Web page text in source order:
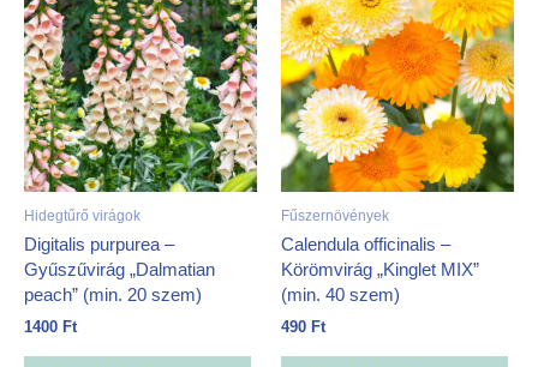
Hidegtűrő virágok
Digitalis purpurea –
Gyűszűvirág „Dalmatian
peach” (min. 20 szem)
1400 Ft
Fűszernövények
Calendula officinalis –
Körömvirág „Kinglet MIX”
(min. 40 szem)
490 Ft